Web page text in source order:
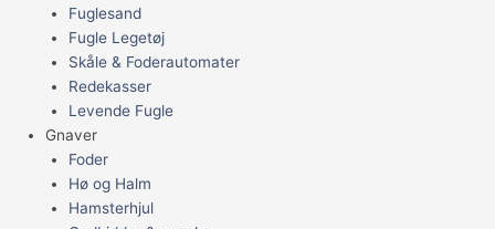
Fuglesand
Fugle Legetøj
Skåle & Foderautomater
Redekasser
Levende Fugle
Gnaver
Foder
Hø og Halm
Hamsterhjul